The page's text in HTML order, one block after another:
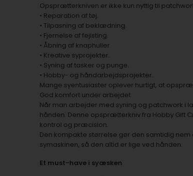
Opsprætterkniven er ikke kun nyttig til
• Reparation af tøj.
• Tilpasning af beklædning.
• Fjernelse af fejlsting.
• Åbning af knaphuller.
• Kreative syprojekter.
• Syning af tasker og punge.
• Hobby- og håndarbejdsprojekter.
Mange syentusiaster oplever hurtigt, at
God komfort under arbejdet
Når man arbejder med syning og patchwork i
hånden. Denne opsprætterkniv fra Hobby Gift
kontrol og præcision.
Den kompakte størrelse gør den samtidig
symaskinen, så den altid er lige ved hånden.
Et must-have i syæsken